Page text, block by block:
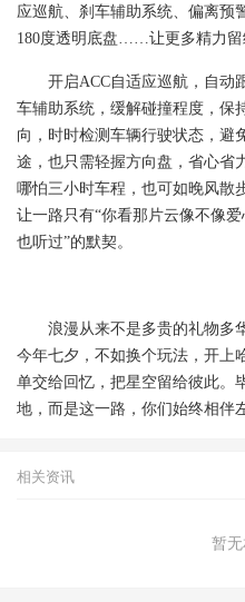
应巡航、刹车辅助系统、偏离预
180度透明底盘……让更多精力留
开启ACC自适应巡航，自动
车辅助系统，缓解碰撞程度，保
向，时时检测车辆行驶状态，避
途，也只需轻握方向盘，省心省
哪怕三小时车程，也可如晚风散
让一路只有“你看那片云像不像
也听过”的默契。
浪漫从来不是多贵的礼物多
今年七夕，不如换个玩法，开上
单交给回忆，把星空留给彼此。
地，而是这一路，你们始终相伴
相关资讯
暂